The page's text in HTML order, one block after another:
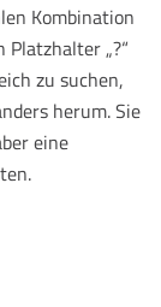
Kombination
„?“
zu suchen,
herum. Sie
eine